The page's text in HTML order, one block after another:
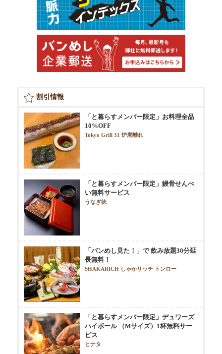
割引情報
「と暮らすメンバー限定」お料理全品
10%OFF
Tokyo Grill 31 炉庵離れ
「と暮らすメンバー限定」鰻骨せんべ
い無料サービス
うなぎ徳
「バンめし見た！」で 飲み放題30分延
長無料！
SHAKARICH しゃかリッチ トンロー
「と暮らすメンバー限定」デュワーズ
ハイボール （Mサイズ）1杯無料サー
ビス
ヒナタ